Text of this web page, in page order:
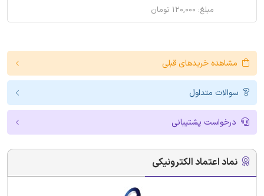
مبلغ: ۱۲۰,۰۰۰ تومان
مشاهده خریدهای قبلی
سوالات متداول
درخواست پشتیبانی
نماد اعتماد الکترونیکی